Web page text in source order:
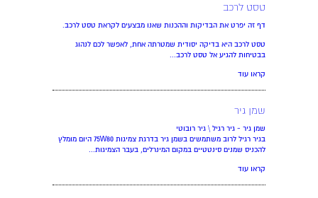
טסט לרכב
דף זה יפרט את הבדיקות וההכנות שאנו מבצעים לקראת טסט לרכב.
טסט לרכב היא בדיקה יסודית שמטרתה אחת, לאפשר לכם לנהוג
בבטיחות להגיע אל טסט לרכב...
קראו עוד
שמן גיר
שמן גיר - גיר רגיל \ גיר רובוטי
בגיר רגיל לרוב משתמשים בשמן גיר בדרגת צמיגות 75W80 היום מומלץ
להכניס שמנים סינטטיים במקום המינרלים, בעבר הצמיגות...
קראו עוד